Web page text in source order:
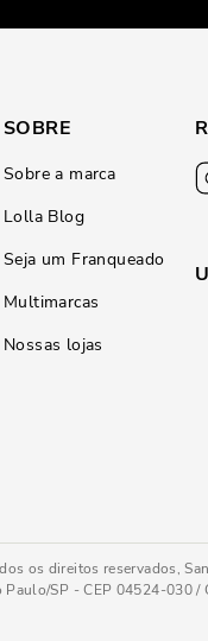
SOBRE
Sobre a marca
Lolla Blog
Seja um Franqueado
Multimarcas
Nossas lojas
os direitos reservados,
Paulo/SP - CEP 04524-030